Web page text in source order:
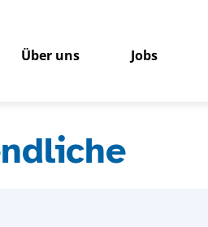
Über uns Jobs